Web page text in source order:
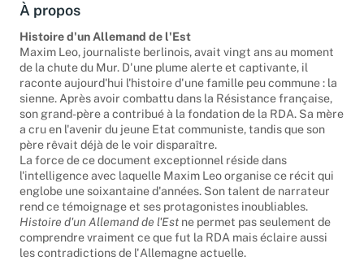
À propos
Histoire d'un Allemand de l'Est
Maxim Leo, journaliste berlinois, avait vingt ans au moment
de la chute du Mur. D'une plume alerte et captivante, il
raconte aujourd'hui l'histoire d'une famille peu commune : la
sienne. Après avoir combattu dans la Résistance française,
son grand-père a contribué à la fondation de la RDA. Sa mère
a cru en l'avenir du jeune Etat communiste, tandis que son
père rêvait déjà de le voir disparaître.
La force de ce document exceptionnel réside dans
l'intelligence avec laquelle Maxim Leo organise ce récit qui
englobe une soixantaine d'années. Son talent de narrateur
rend ce témoignage et ses protagonistes inoubliables.
Histoire d'un Allemand de l'Est ne permet pas seulement de
comprendre vraiment ce que fut la RDA mais éclaire aussi
les contradictions de l'Allemagne actuelle.